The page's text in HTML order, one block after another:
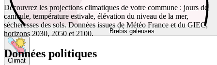
Brebis galeuses
Climat
Découvrez les projections climatiques de votre commune : jours de
canicule, température estivale, élévation du niveau de la mer,
sécheresses des sols. Données issues de Météo France et du GIEC,
horizons 2030, 2050 et 2100.
Données politiques